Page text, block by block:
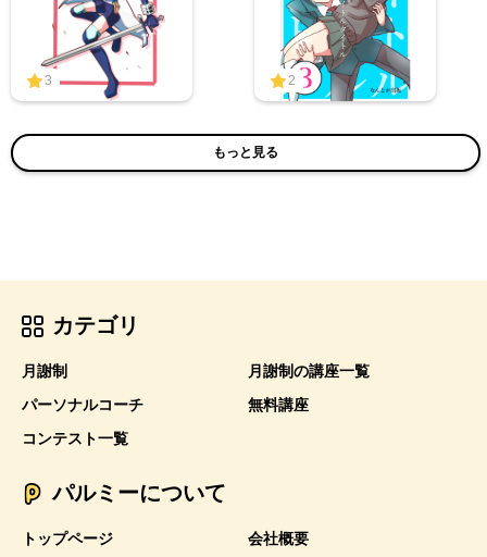
3 2
もっと見る
カテゴリ
月謝制
月謝制の講座一覧
パーソナルコーチ
無料講座
コンテスト一覧
パルミーについて
トップページ 会社概要